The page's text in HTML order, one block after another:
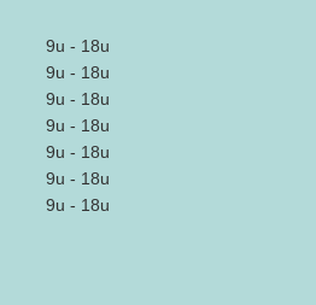
9u - 18u
9u - 18u
9u - 18u
9u - 18u
9u - 18u
9u - 18u
9u - 18u